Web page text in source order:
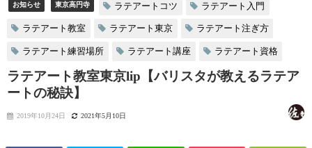
お知らせ 東京高円寺 ラテアートコツ ラテアート入門
ラテアート教室 ラテアート東京 ラテアート注ぎ方
ラテアート練習場所 ラテアート講座 ラテアート資格
ラテアート教室東京lip【バリスタが教えるラテア
ートの秘訣】
2019年10月24日 2021年5月10日